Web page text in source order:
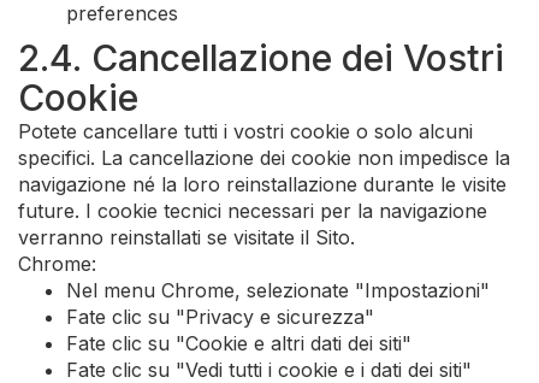
preferences
2.4. Cancellazione dei Vostri
Cookie
Potete cancellare tutti i vostri cookie o solo alcuni
specifici. La cancellazione dei cookie non impedisce la
navigazione né la loro reinstallazione durante le visite
future. I cookie tecnici necessari per la navigazione
verranno reinstallati se visitate il Sito.
Chrome:
Nel menu Chrome, selezionate "Impostazioni"
Fate clic su "Privacy e sicurezza"
Fate clic su "Cookie e altri dati dei siti"
Fate clic su "Vedi tutti i cookie e i dati dei siti"